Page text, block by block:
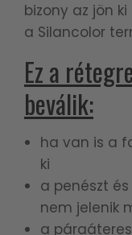
bizony az jön
a Silancolor
Ez a
beválik:
ha van is a
ki
a penészt
nem jelenik
a